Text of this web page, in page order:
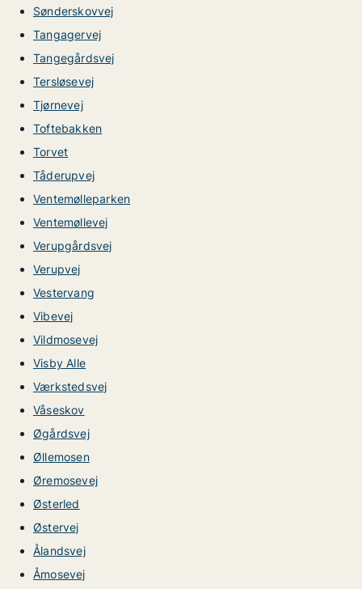
Sønderskovvej
Tangagervej
Tangegårdsvej
Tersløsevej
Tjørnevej
Toftebakken
Torvet
Tåderupvej
Ventemølleparken
Ventemøllevej
Verupgårdsvej
Verupvej
Vestervang
Vibevej
Vildmosevej
Visby Alle
Værkstedsvej
Våseskov
Øgårdsvej
Øllemosen
Øremosevej
Østerled
Østervej
Ålandsvej
Åmosevej